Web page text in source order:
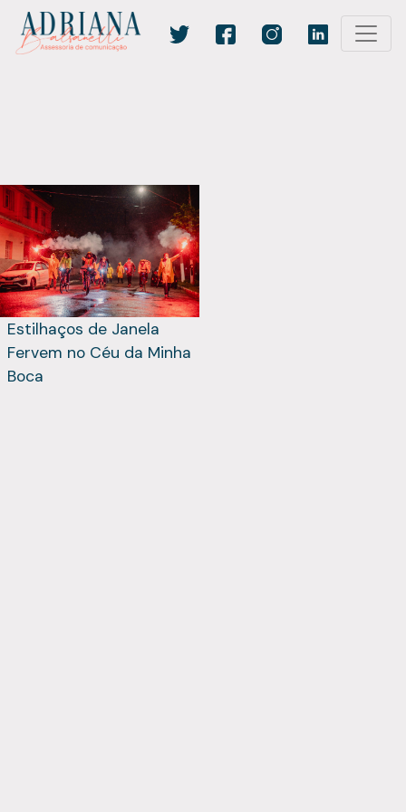
Estilhaços de Janela
Fervem no Céu da Minha
Boca